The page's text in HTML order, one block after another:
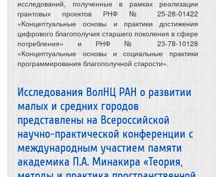
исследований, полученные в рамках реализации
грантовых проектов РНФ № 25-28-01422
«Концептуальные основы и практики достижения
цифрового благополучия старшего поколения в сфере
потребления» и РНФ № 23-78-10128
«Концептуальные основы и социальные практики
программирования благополучной старости».
Исследования ВолНЦ РАН о развитии
малых и средних городов
представлены на Всероссийской
научно-практической конференции с
международным участием памяти
академика П.А. Минакира «Теория,